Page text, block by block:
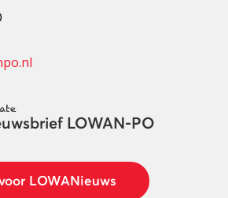
LOWAN-PO
LOWANieuws